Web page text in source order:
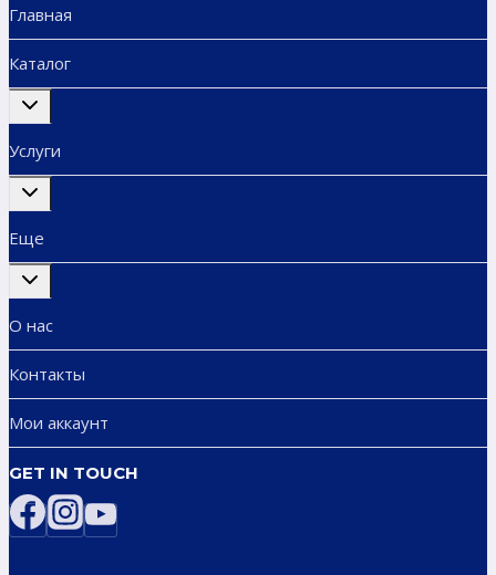
Главная
Каталог
Переключить
Услуги
Переключить
Еще
Переключить
О нас
Контакты
Мои аккаунт
GET IN TOUCH